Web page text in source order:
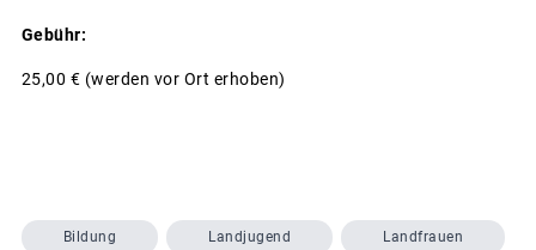
Gebühr:
25,00 € (werden vor Ort erhoben)
Bildung Landjugend Landfrauen